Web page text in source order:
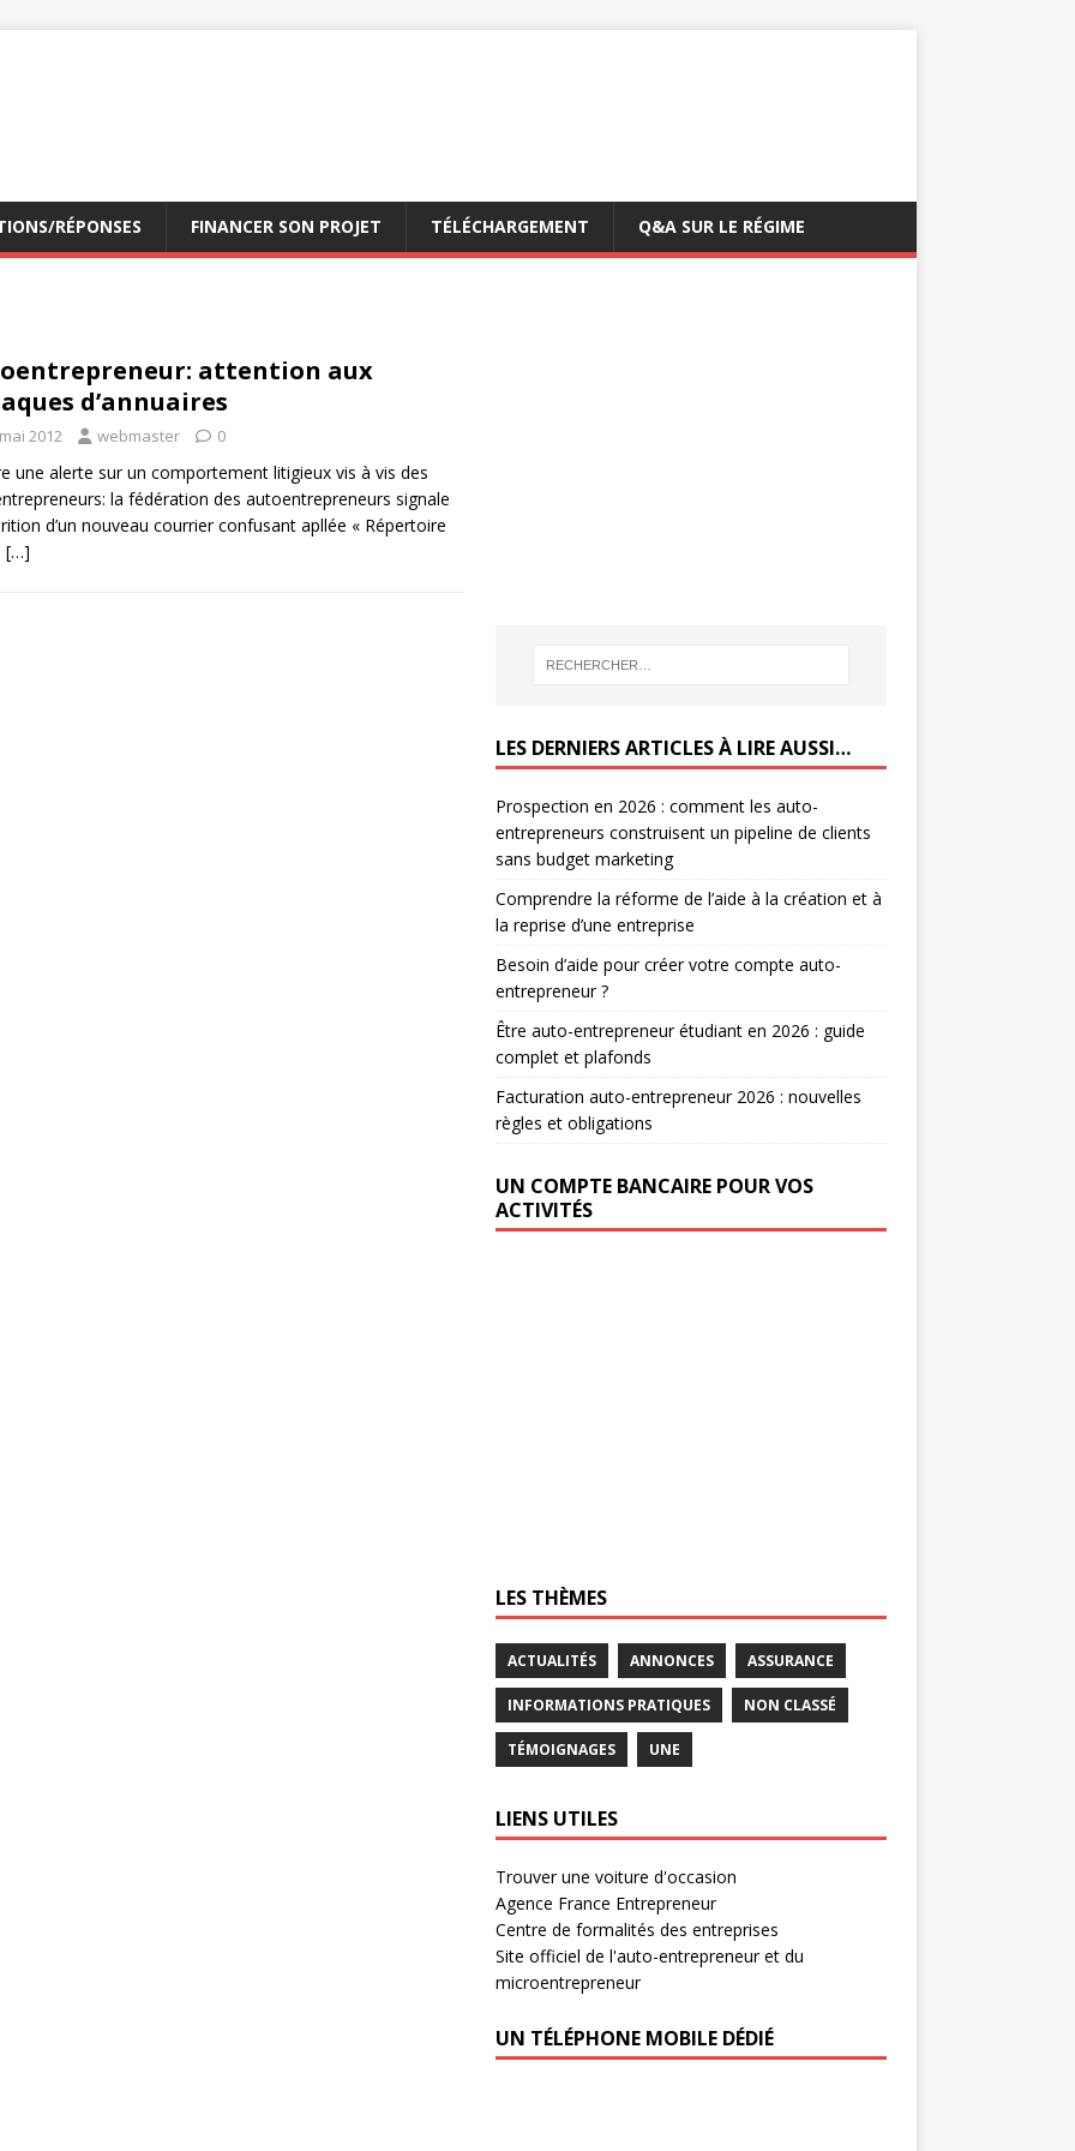
RÉPONSES FINANCER SON PROJET TÉLÉCHARGEMENT Q&A SUR LE RÉGIME
attention aux
d’annuaires
2012 webmaster 0
une alerte sur un comportement litigieux vis à vis des
la fédération des autoentrepreneurs signale
d’un nouveau courrier confusant apllée « Répertoire
[…]
LES DERNIERS ARTICLES À LIRE AUSSI…
Prospection en 2026 : comment les auto-
entrepreneurs construisent un pipeline de clients
sans budget marketing
Comprendre la réforme de l’aide à la création et à
la reprise d’une entreprise
Besoin d’aide pour créer votre compte auto-
entrepreneur ?
Être auto-entrepreneur étudiant en 2026 : guide
complet et plafonds
Facturation auto-entrepreneur 2026 : nouvelles
règles et obligations
UN COMPTE BANCAIRE POUR VOS
ACTIVITÉS
LES THÈMES
ACTUALITÉS ANNONCES ASSURANCE
INFORMATIONS PRATIQUES NON CLASSÉ
TÉMOIGNAGES UNE
LIENS UTILES
Trouver une voiture d'occasion
Agence France Entrepreneur
Centre de formalités des entreprises
Site officiel de l'auto-entrepreneur et du
microentrepreneur
UN TÉLÉPHONE MOBILE DÉDIÉ